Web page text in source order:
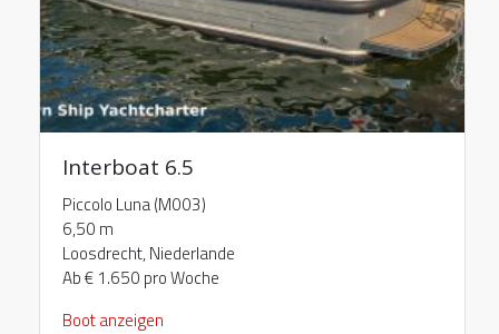
Interboat 6.5
Piccolo Luna (M003)
6,50 m
Loosdrecht, Niederlande
Ab € 1.650 pro Woche
Boot anzeigen